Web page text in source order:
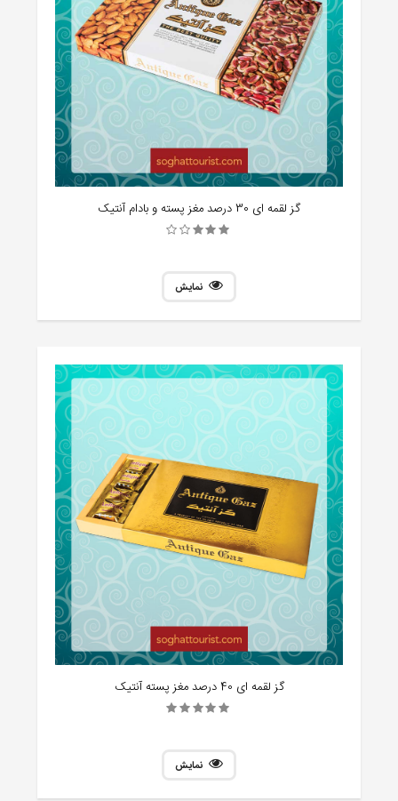
گز لقمه ای 30 درصد مغز پسته و بادام آنتیک
نمایش
گز لقمه ای 40 درصد مغز پسته آنتیک
نمایش